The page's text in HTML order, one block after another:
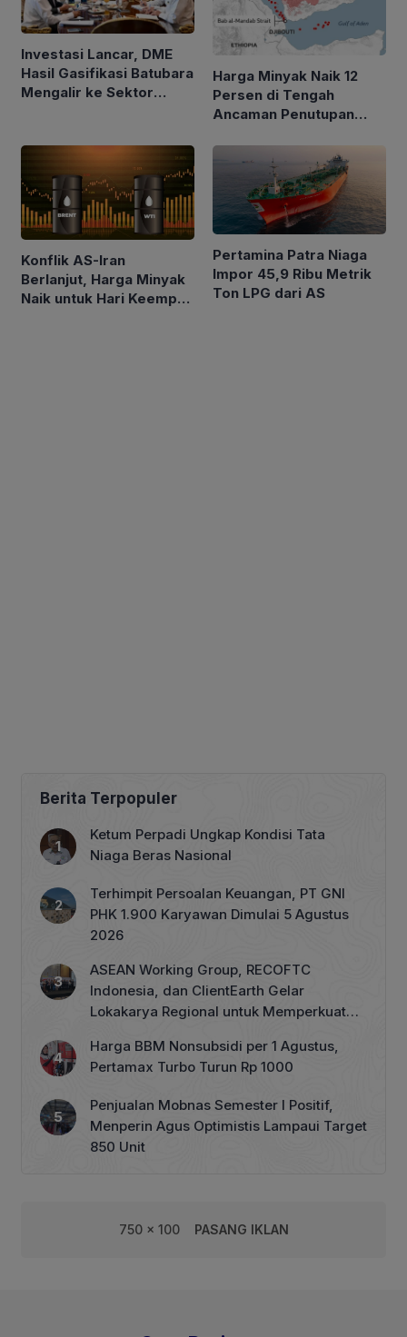
Investasi Lancar, DME
Hasil Gasifikasi Batubara
Mengalir ke Sektor
Harga Minyak Naik 12
Persen di Tengah
Ancaman Penutupan
Konflik AS-Iran
Berlanjut, Harga Minyak
Naik untuk Hari Keempat
Pertamina Patra Niaga
Impor 45,9 Ribu Metrik
Ton LPG dari AS
Berita Terpopuler
Ketum Perpadi Ungkap Kondisi Tata
Niaga Beras Nasional
Terhimpit Persoalan Keuangan, PT GNI
PHK 1.900 Karyawan Dimulai 5 Agustus
2026
ASEAN Working Group, RECOFTC
Indonesia, dan ClientEarth Gelar
Lokakarya Regional untuk Memperkuat
Harga BBM Nonsubsidi per 1 Agustus,
Pertamax Turbo Turun Rp 1000
Penjualan Mobnas Semester I Positif,
Menperin Agus Optimistis Lampaui Target
850 Unit
750 x 100 PASANG IKLAN